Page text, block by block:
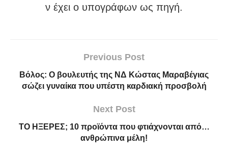
ν έχει ο υπογράφων ως πηγή.
Previous Post
Βόλος: Ο βουλευτής της ΝΔ Κώστας Μαραβέγιας
σώζει γυναίκα που υπέστη καρδιακή προσβολή
Next Post
ΤΟ ΗΞΕΡΕΣ; 10 προϊόντα που φτιάχνονται από…
ανθρώπινα μέλη!